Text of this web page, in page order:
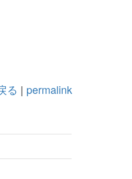
る | permalink